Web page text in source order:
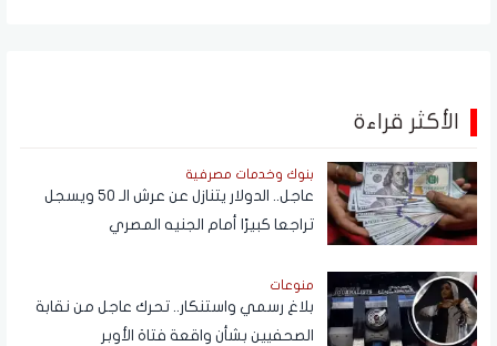
الأكثر قراءة
بنوك وخدمات مصرفية
عاجل.. الدولار يتنازل عن عرش الـ 50 ويسجل
تراجعا كبيرًا أمام الجنيه المصري
منوعات
بلاغ رسمي واستنكار.. تحرك عاجل من نقابة
الصحفيين بشأن واقعة فتاة الأوبر